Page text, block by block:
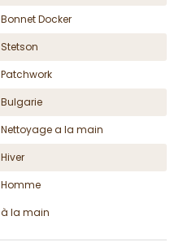
Bonnet Docker
Stetson
Patchwork
Bulgarie
Nettoyage a la main
Hiver
Homme
à la main